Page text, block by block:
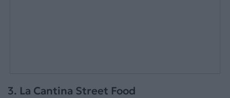
3. La Cantina Street Food